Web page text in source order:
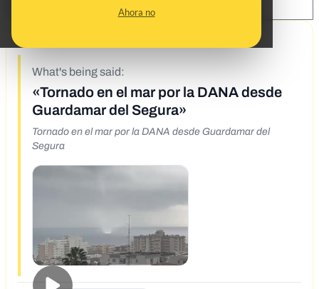
Ahora no
What's being said:
«Tornado en el mar por la DANA desde
Guardamar del Segura»
Tornado en el mar por la DANA desde Guardamar del
Segura